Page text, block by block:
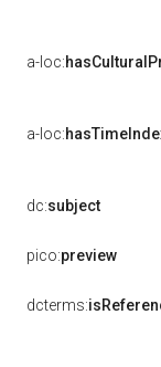
a-loc:
a-loc:
dc:subject
pico:preview
dcterms: